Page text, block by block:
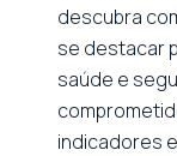
descubra
se destacar
saúde e
indicadores